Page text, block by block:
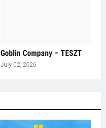
Goblin Company – TESZT
July 02, 2026